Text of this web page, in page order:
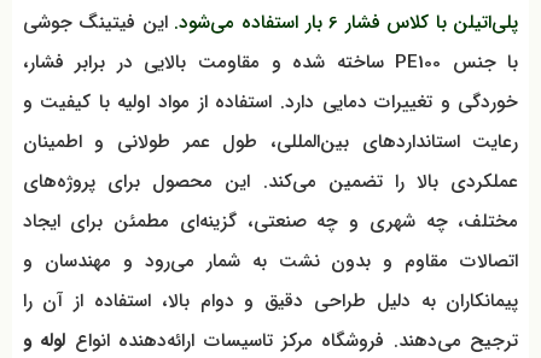
پلی‌اتیلن با کلاس فشار 6 بار استفاده می‌شود.
این فیتینگ جوشی
با جنس PE100 ساخته شده و مقاومت بالایی در برابر فشار،
خوردگی و تغییرات دمایی دارد. استفاده از مواد اولیه با کیفیت و
رعایت استانداردهای بین‌المللی، طول عمر طولانی و اطمینان
عملکردی بالا را تضمین می‌کند. این محصول برای پروژه‌های
مختلف، چه شهری و چه صنعتی، گزینه‌ای مطمئن برای ایجاد
اتصالات مقاوم و بدون نشت به شمار می‌رود و مهندسان و
پیمانکاران به دلیل طراحی دقیق و دوام بالا، استفاده از آن را
ترجیح می‌دهند. فروشگاه مرکز تاسیسات ارائه‌دهنده انواع لوله و